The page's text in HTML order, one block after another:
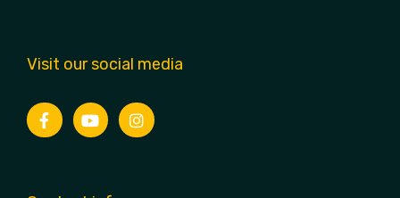
Visit our social media